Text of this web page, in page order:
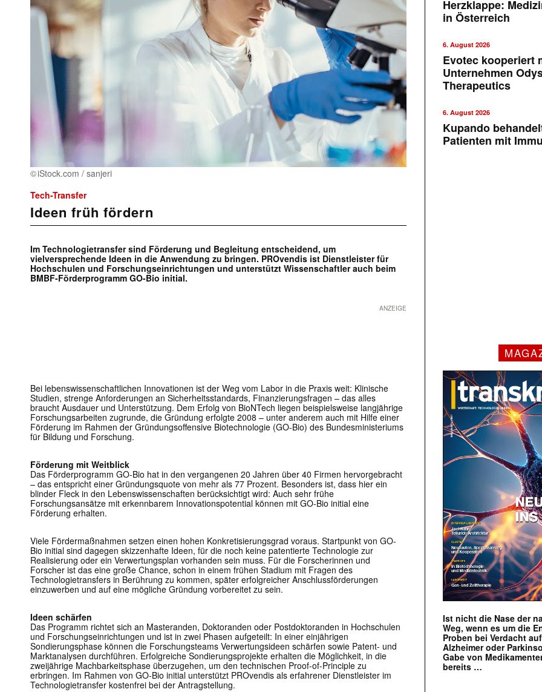
iStock.com / sanjeri
Tech-Transfer
Ideen früh fördern
Im Technologietransfer sind Förderung und Begleitung entscheidend, um
vielversprechende Ideen in die Anwendung zu bringen. PROvendis ist Dienstleister für
Hochschulen und Forschungseinrichtungen und unterstützt Wissenschaftler auch beim
BMBF-Förderprogramm GO-Bio initial.
ANZEIGE
Bei lebenswissenschaftlichen Innovationen ist der Weg vom Labor in die Praxis weit: Klinische
Studien, strenge Anforderungen an Sicherheitsstandards, Finanzierungsfragen – das alles
braucht Ausdauer und Unterstützung. Dem Erfolg von BioNTech liegen beispielsweise langjährige
Forschungsarbeiten zugrunde, die Gründung erfolgte 2008 – unter anderem auch mit Hilfe einer
Förderung im Rahmen der Gründungsoffensive Biotechnologie (GO-Bio) des Bundesministeriums
für Bildung und Forschung.
Förderung mit Weitblick
Das Förderprogramm GO-Bio hat in den vergangenen 20 Jahren über 40 Firmen hervorgebracht
– das entspricht einer Gründungsquote von mehr als 77 Prozent. Besonders ist, dass hier ein
blinder Fleck in den Lebenswissenschaften berücksichtigt wird: Auch sehr frühe
Forschungsansätze mit erkennbarem Innovationspotential können mit GO-Bio initial eine
Förderung erhalten.
Viele Fördermaßnahmen setzen einen hohen Konkretisierungsgrad voraus. Startpunkt von GO-
Bio initial sind dagegen skizzenhafte Ideen, für die noch keine patentierte Technologie zur
Realisierung oder ein Verwertungsplan vorhanden sein muss. Für die Forscherinnen und
Forscher ist das eine große Chance, schon in einem frühen Stadium mit Fragen des
Technologietransfers in Berührung zu kommen, später erfolgreicher Anschlussförderungen
einzuwerben und auf eine mögliche Gründung vorbereitet zu sein.
Ideen schärfen
Das Programm richtet sich an Masteranden, Doktoranden oder Postdoktoranden in Hochschulen
und Forschungseinrichtungen und ist in zwei Phasen aufgeteilt: In einer einjährigen
Sondierungsphase können die Forschungsteams Verwertungsideen schärfen sowie Patent- und
Marktanalysen durchführen. Erfolgreiche Sondierungsprojekte erhalten die Möglichkeit, in die
zweijährige Machbarkeitsphase überzugehen, um den technischen Proof-of-Principle zu
erbringen. Im Rahmen von GO-Bio initial unterstützt PROvendis als erfahrener Dienstleister im
Technologietransfer kostenfrei bei der Antragstellung.
Herzklappe:
in Österreich
6. August 2026
Evotec kooperiert
Unternehmen
Therapeutics
6. August 2026
Kupando
Patienten mit
Ist nicht die Nase der
Weg, wenn es um die
Proben bei Verdacht
Alzheimer oder
Gabe von
bereits …